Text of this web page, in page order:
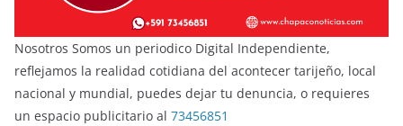
Nosotros Somos un periodico Digital Independiente,
reflejamos la realidad cotidiana del acontecer tarijeño, local
nacional y mundial, puedes dejar tu denuncia, o requieres
un espacio publicitario al 73456851